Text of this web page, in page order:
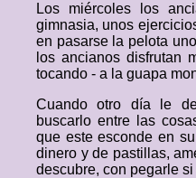
Los miércoles los
gimnasia, unos
en pasarse la pelota
los ancianos disfrutan
tocando - a la guapa
Cuando otro día le
buscarlo entre las
que este esconde en
dinero y de pastillas,
descubre, con pegarle